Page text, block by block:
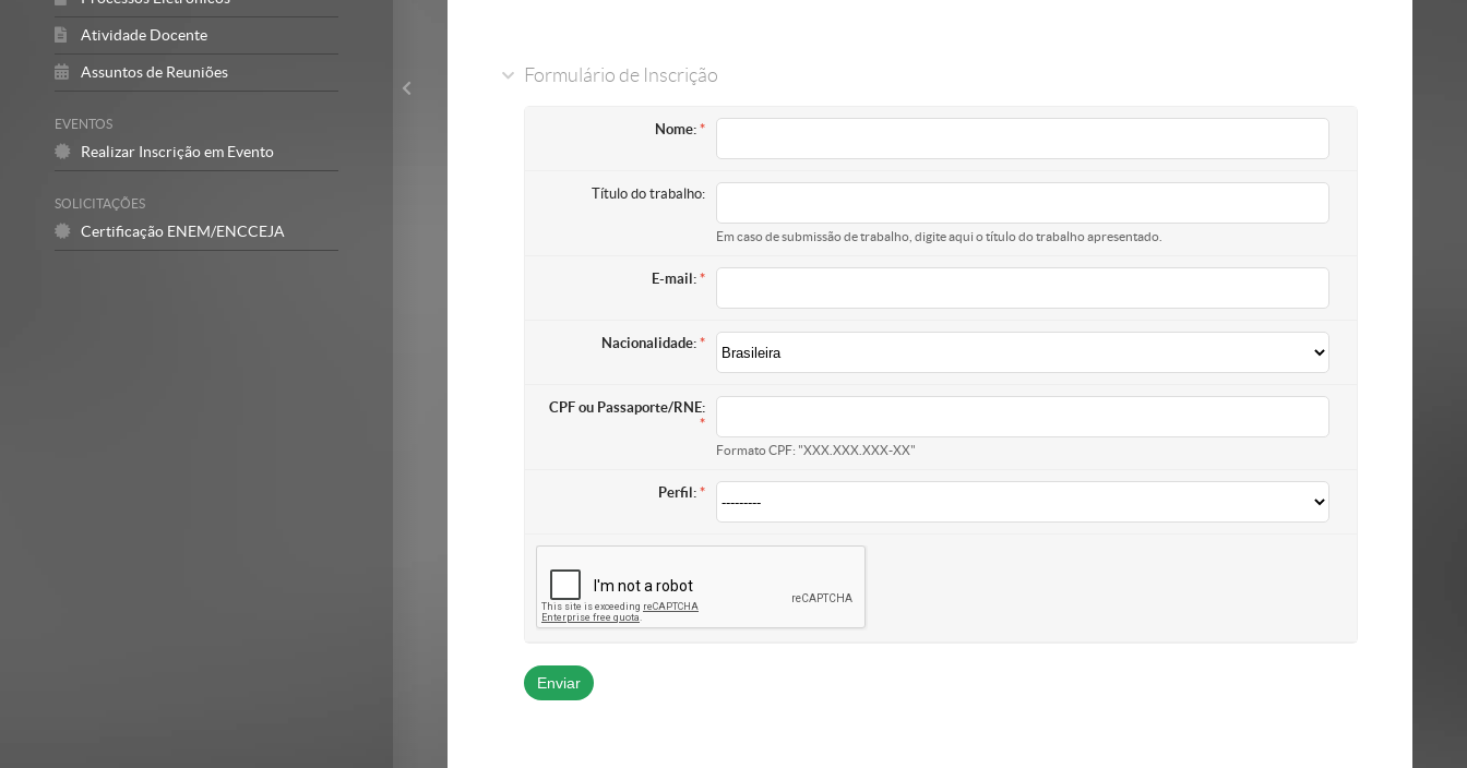
Atividade Docente
Assuntos de Reuniões
EVENTOS
Realizar Inscrição em Evento
SOLICITAÇÕES
Certificação ENEM/ENCCEJA
Formulário de Inscrição
Nome:
Título do trabalho:
Em caso de submissão de trabalho, digite aqui o título do trabalho apresentado.
E-mail:
Nacionalidade:
CPF ou Passaporte/RNE:
Formato CPF: "XXX.XXX.XXX-XX"
Perfil: